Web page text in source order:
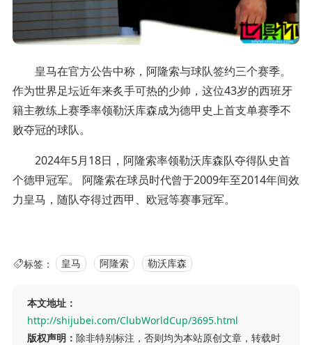
皇马在官方公告中称，阿隆索与球队签约三个赛季。
作为世界足坛近年来炙手可热的少帅，这位43岁的西班牙
籍主教练上赛季率领勒沃库森成为德甲史上首支单赛季不
败夺冠的球队。
2024年5月18日，阿隆索率领勒沃库森队夺得队史首
个德甲冠军。 阿隆索在球员时代曾于2009年至2014年间效
力皇马，随队夺得过西甲、欧冠等赛事冠军。
标签： 皇马 阿隆索 勒沃库森
本文地址：
http://shijubei.com/ClubWorldCup/3695.html
版权声明： 除非特别标注，否则均为本站原创文章，转载时